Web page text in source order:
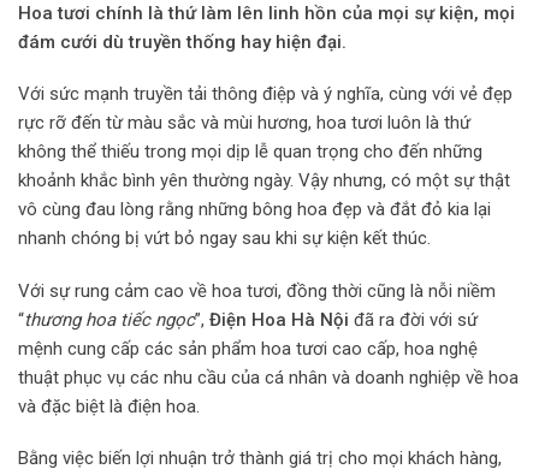
Hoa tươi chính là thứ làm lên linh hồn của mọi sự kiện, mọi
đám cưới dù truyền thống hay hiện đại.
Với sức mạnh truyền tải thông điệp và ý nghĩa, cùng với vẻ đẹp
rực rỡ đến từ màu sắc và mùi hương, hoa tươi luôn là thứ
không thể thiếu trong mọi dịp lễ quan trọng cho đến những
khoảnh khắc bình yên thường ngày. Vậy nhưng, có một sự thật
vô cùng đau lòng rằng những bông hoa đẹp và đắt đỏ kia lại
nhanh chóng bị vứt bỏ ngay sau khi sự kiện kết thúc.
Với sự rung cảm cao về hoa tươi, đồng thời cũng là nỗi niềm
“thương hoa tiếc ngọc”, Điện Hoa Hà Nội đã ra đời với sứ
mệnh cung cấp các sản phẩm hoa tươi cao cấp, hoa nghệ
thuật phục vụ các nhu cầu của cá nhân và doanh nghiệp về hoa
và đặc biệt là điện hoa.
Bằng việc biến lợi nhuận trở thành giá trị cho mọi khách hàng,